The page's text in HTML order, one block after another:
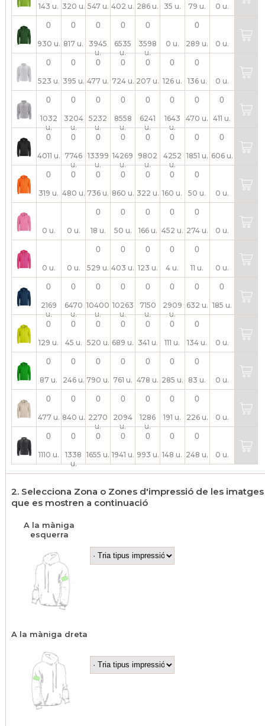
143 u. 320 u. 547 u. 402 u. 286 u. 35 u. 79 u. 0 u.
930 u. 817 u.
3945
u.
6535
u.
3598
u.
0 u. 289 u. 0 u.
523 u. 395 u. 477 u. 724 u. 207 u. 126 u. 136 u. 0 u.
1032
u.
3204
u.
5232
u.
8558
u.
6241
u.
1643
u.
470 u. 411 u.
4011 u. 7746
u.
13399
u.
14269
u.
9802
u.
4252
u.
1851 u. 606 u.
319 u. 480 u. 736 u. 860 u. 322 u. 160 u. 50 u. 0 u.
0 u. 0 u. 18 u. 50 u. 166 u. 452 u. 274 u. 0 u.
0 u. 0 u. 529 u. 403 u. 123 u. 4 u. 11 u. 0 u.
2169
u.
6470
u.
10400
u.
10263
u.
7150
u.
2909
u.
632 u. 185 u.
129 u. 45 u. 520 u. 689 u. 341 u. 111 u. 134 u. 0 u.
87 u. 246 u. 790 u. 761 u. 478 u. 285 u. 83 u. 0 u.
477 u. 840 u. 2270
u.
2094
u.
1286
u.
191 u. 226 u. 0 u.
1110 u.
1338
u.
1655 u. 1941 u. 993 u. 148 u. 248 u. 0 u.
2. Selecciona Zona o Zones d'impressió de les imatges
que es mostren a continuació
A la màniga
esquerra
A la màniga dreta